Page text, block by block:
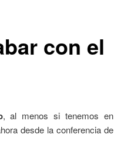
con el
, al menos si tenemos en
desde la conferencia de